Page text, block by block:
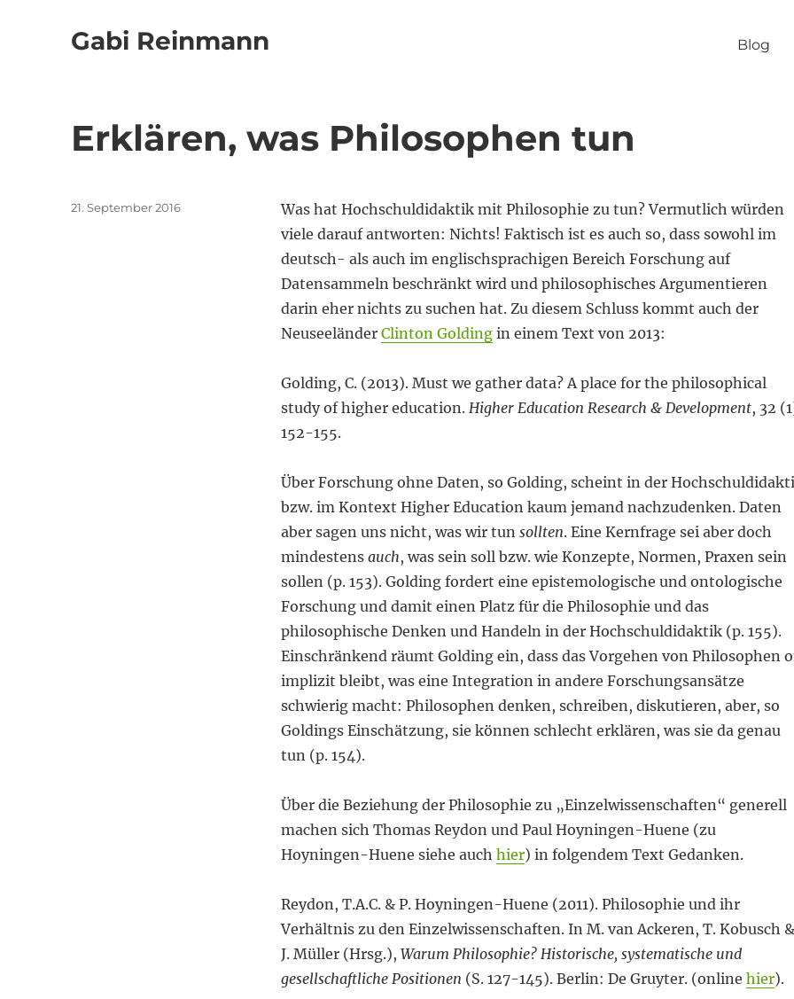
Gabi Reinmann Blog
Erklären, was Philosophen tun
Was hat Hochschuldidaktik mit Philosophie zu tun? Vermutlich würden
viele darauf antworten: Nichts! Faktisch ist es auch so, dass sowohl im
deutsch- als auch im englischsprachigen Bereich Forschung auf
Datensammeln beschränkt wird und philosophisches Argumentieren
darin eher nichts zu suchen hat. Zu diesem Schluss kommt auch der
Neuseeländer Clinton Goldingin einem Text von 2013:
Golding, C. (2013). Must we gather data? A place for the philosophical
study of higher education. Higher Education Research & Development, 32
152-155.
Über Forschung ohne Daten, so Golding, scheint in der
bzw. im Kontext Higher Education kaum jemand nachzudenken. Daten
aber sagen uns nicht, was wir tun sollten. Eine Kernfrage sei aber doch
mindestens auch, was sein soll bzw. wie Konzepte, Normen, Praxen sein
sollen (p. 153). Golding fordert eine epistemologische und ontologische
Forschung und damit einen Platz für die Philosophie und das
philosophische Denken und Handeln in der Hochschuldidaktik (p. 155).
Einschränkend räumt Golding ein, dass das Vorgehen von Philosophen
implizit bleibt, was eine Integration in andere Forschungsansätze
schwierig macht: Philosophen denken, schreiben, diskutieren, aber, so
Goldings Einschätzung, sie können schlecht erklären, was sie da genau
tun (p. 154).
Über die Beziehung der Philosophie zu „Einzelwissenschaften“ generell
machen sich Thomas Reydon und Paul Hoyningen-Huene (zu
Hoyningen-Huene siehe auch hier) in folgendem Text Gedanken.
Reydon, T.A.C. & P. Hoyningen-Huene (2011). Philosophie und ihr
Verhältnis zu den Einzelwissenschaften. In M. van Ackeren, T. Kobusch &
J. Müller (Hrsg.), Warum Philosophie? Historische, systematische und
gesellschaftliche Positionen (S. 127-145). Berlin: De Gruyter. (online hier).
Veröffentlicht
21. September 2016